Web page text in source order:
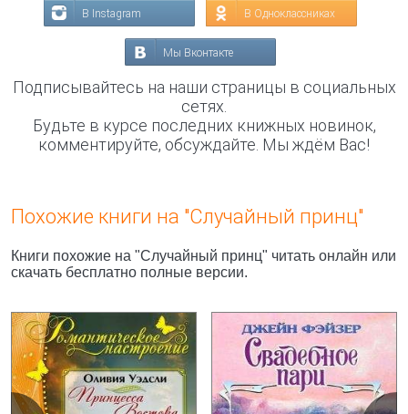
В Instagram В Одноклассниках
Мы Вконтакте
Подписывайтесь на наши страницы в социальных
сетях.
Будьте в курсе последних книжных новинок,
комментируйте, обсуждайте. Мы ждём Вас!
Похожие книги на "Случайный принц"
Книги похожие на "Случайный принц" читать онлайн или
скачать бесплатно полные версии.